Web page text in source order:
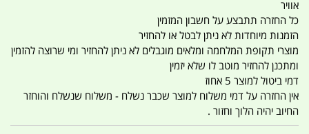
אוויר
כל החזרה תתבצע על חשבון המזמין
הזמנות מיוחדות לא ניתן לבטל או להחזיר
מוצרי תקופת המלחמה ומלאים מוגבלים לא ניתן להחזיר ומי שרוצה להזמין
ומתכנן להחזיר מוטב לו שלא יזמין
דמי ביטול למוצר 5 אחוז
אין החזרה על דמי משלוח למוצר שכבר נשלח - משלוח שנשלח והוחזר
החיוב יהיה הלוך וחזור .